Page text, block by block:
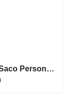
Mochila Saco Personalizada